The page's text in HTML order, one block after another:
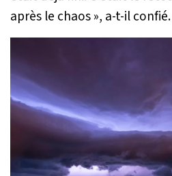
après le chaos », a-t-il confié.